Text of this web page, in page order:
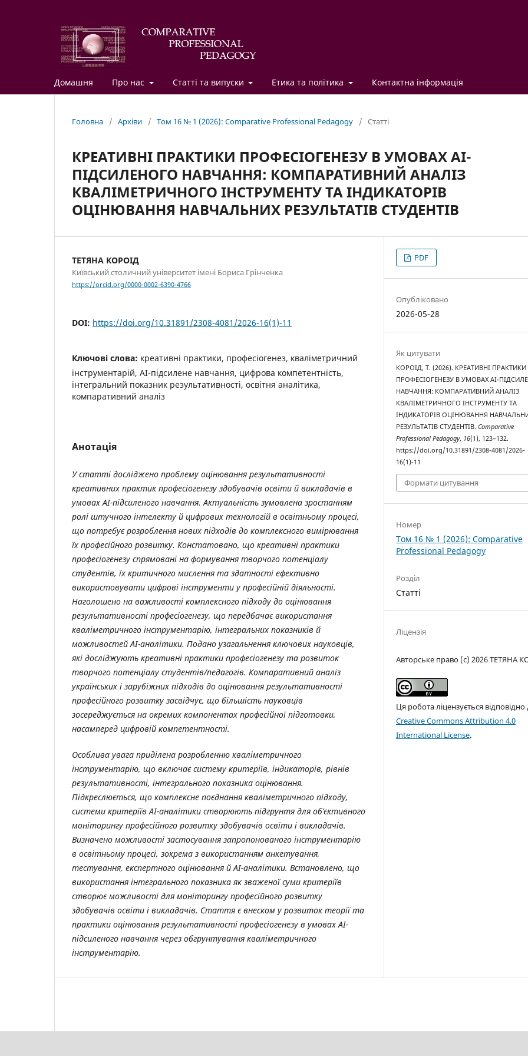
Домашня Про нас Статті та випуски Етика та політика Контактна інформація
Головна / Архіви / Том 16 № 1 (2026): Comparative Professional Pedagogy / Статті
КРЕАТИВНІ ПРАКТИКИ ПРОФЕСІОГЕНЕЗУ В УМОВАХ АІ-
ПІДСИЛЕНОГО НАВЧАННЯ: КОМПАРАТИВНИЙ АНАЛІЗ
КВАЛІМЕТРИЧНОГО ІНСТРУМЕНТУ ТА ІНДИКАТОРІВ
ОЦІНЮВАННЯ НАВЧАЛЬНИХ РЕЗУЛЬТАТІВ СТУДЕНТІВ
ТЕТЯНА КОРОІД
Київський столичний університет імені Бориса Грінченка
https://orcid.org/0000-0002-6390-4766
DOI: https://doi.org/10.31891/2308-4081/2026-16(1)-11
Ключові слова: креативні практики, професіогенез, кваліметричний
інструментарій, АІ-підсилене навчання, цифрова компетентність,
інтегральний показник результативності, освітня аналітика,
компаративний аналіз
Анотація
У статті досліджено проблему оцінювання результативності
креативних практик професіогенезу здобувачів освіти й викладачів в
умовах АІ-підсиленого навчання. Актуальність зумовлена зростанням
ролі штучного інтелекту й цифрових технологій в освітньому процесі,
що потребує розроблення нових підходів до комплексного вимірювання
їх професійного розвитку. Констатовано, що креативні практики
професіогенезу спрямовані на формування творчого потенціалу
студентів, їх критичного мислення та здатності ефективно
використовувати цифрові інструменти у професійній діяльності.
Наголошено на важливості комплексного підходу до оцінювання
результативності професіогенезу, що передбачає використання
кваліметричного інструментарію, інтегральних показників й
можливостей АІ-аналітики. Подано узагальнення ключових науковців,
які досліджують креативні практики професіогенезу та розвиток
творчого потенціалу студентів/педагогів. Компаративний аналіз
українських і зарубіжних підходів до оцінювання результативності
професійного розвитку засвідчує, що більшість науковців
зосереджується на окремих компонентах професійної підготовки,
насамперед цифровій компетентності.
Особлива увага приділена розробленню кваліметричного
інструментарію, що включає систему критеріїв, індикаторів, рівнів
результативності, інтегрального показника оцінювання.
Підкреслюється, що комплексне поєднання кваліметричного підходу,
системи критеріїв АІ-аналітики створюють підгрунтя для об’єктивного
моніторингу професійного розвитку здобувачів освіти і викладачів.
Визначено можливості застосування запропонованого інструментарію
в освітньому процесі, зокрема з використанням анкетування,
тестування, експертного оцінювання й АІ-аналітики. Встановлено, що
використання інтегрального показника як зваженої суми критеріїв
створює можливості для моніторингу професійного розвитку
здобувачів освіти і викладачів. Стаття є внеском у розвиток теорії та
практики оцінювання результативності професіогенезу в умовах АІ-
підсиленого навчання через обгрунтування кваліметричного
інструментарію.
PDF
Опубліковано
2026-05-28
Як цитувати
КОРОІД, Т. (2026). КРЕАТИВНІ ПРАКТИКИ
ПРОФЕСІОГЕНЕЗУ В УМОВАХ АІ-
НАВЧАННЯ: КОМПАРАТИВНИЙ АНАЛІЗ
КВАЛІМЕТРИЧНОГО ІНСТРУМЕНТУ ТА
ІНДИКАТОРІВ ОЦІНЮВАННЯ
РЕЗУЛЬТАТІВ СТУДЕНТІВ.Comparative
Professional Pedagogy, 16(1), 123–132.
https://doi.org/10.31891/2308-4081/2026-
16(1)-11
Формати цитування
Номер
Том 16 № 1 (2026): Comparative
Professional Pedagogy
Розділ
Статті
Ліцензія
Авторське право (c) 2026 ТЕТЯНА
Ця робота ліцензується відповідно
Creative Commons Attribution 4.0
International License.